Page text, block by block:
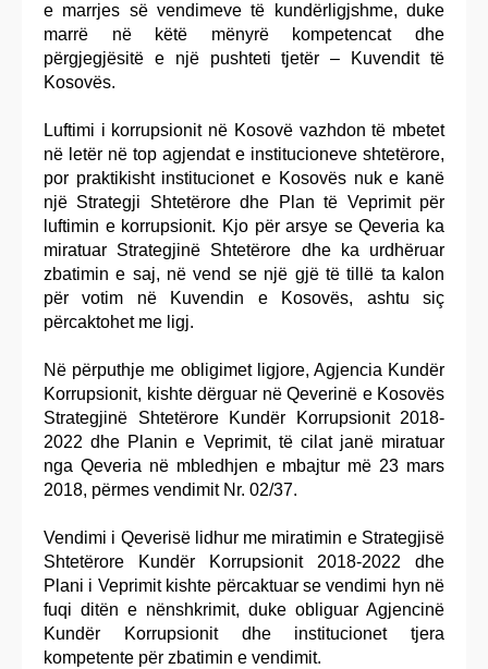
e marrjes së vendimeve të kundërligjshme, duke
marrë në këtë mënyrë kompetencat dhe
përgjegjësitë e një pushteti tjetër – Kuvendit të
Kosovës.
Luftimi i korrupsionit në Kosovë vazhdon të mbetet
në letër në top agjendat e institucioneve shtetërore,
por praktikisht institucionet e Kosovës nuk e kanë
një Strategji Shtetërore dhe Plan të Veprimit për
luftimin e korrupsionit. Kjo për arsye se Qeveria ka
miratuar Strategjinë Shtetërore dhe ka urdhëruar
zbatimin e saj, në vend se një gjë të tillë ta kalon
për votim në Kuvendin e Kosovës, ashtu siç
përcaktohet me ligj.
Në përputhje me obligimet ligjore, Agjencia Kundër
Korrupsionit, kishte dërguar në Qeverinë e Kosovës
Strategjinë Shtetërore Kundër Korrupsionit 2018-
2022 dhe Planin e Veprimit, të cilat janë miratuar
nga Qeveria në mbledhjen e mbajtur më 23 mars
2018, përmes vendimit Nr. 02/37.
Vendimi i Qeverisë lidhur me miratimin e Strategjisë
Shtetërore Kundër Korrupsionit 2018-2022 dhe
Plani i Veprimit kishte përcaktuar se vendimi hyn në
fuqi ditën e nënshkrimit, duke obliguar Agjencinë
Kundër Korrupsionit dhe institucionet tjera
kompetente për zbatimin e vendimit.